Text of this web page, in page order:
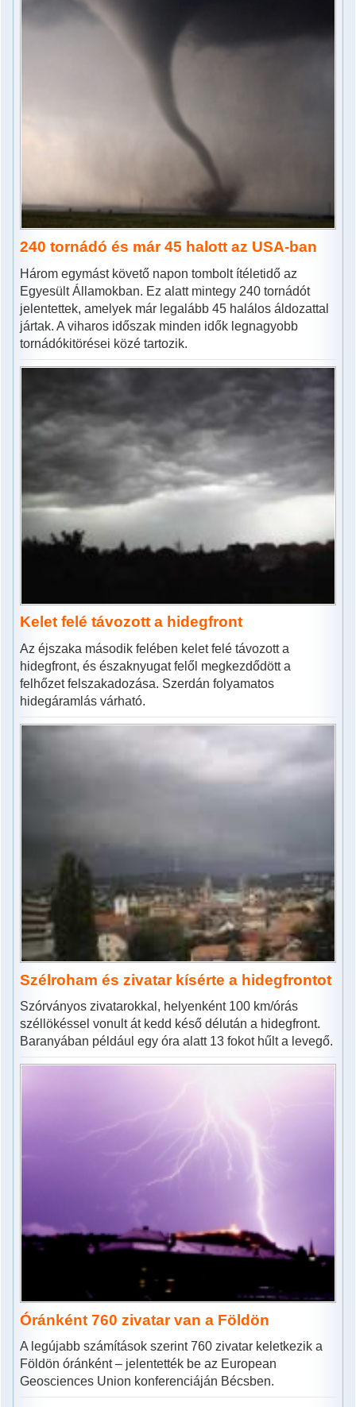
240 tornádó és már 45 halott az USA-ban
Három egymást követő napon tombolt ítéletidő az
Egyesült Államokban. Ez alatt mintegy 240 tornádót
jelentettek, amelyek már legalább 45 halálos áldozattal
jártak. A viharos időszak minden idők legnagyobb
tornádókitörései közé tartozik.
Kelet felé távozott a hidegfront
Az éjszaka második felében kelet felé távozott a
hidegfront, és északnyugat felől megkezdődött a
felhőzet felszakadozása. Szerdán folyamatos
hidegáramlás várható.
Szélroham és zivatar kísérte a hidegfrontot
Szórványos zivatarokkal, helyenként 100 km/órás
széllökéssel vonult át kedd késő délután a hidegfront.
Baranyában például egy óra alatt 13 fokot hűlt a levegő.
Óránként 760 zivatar van a Földön
A legújabb számítások szerint 760 zivatar keletkezik a
Földön óránként – jelentették be az European
Geosciences Union konferenciáján Bécsben.